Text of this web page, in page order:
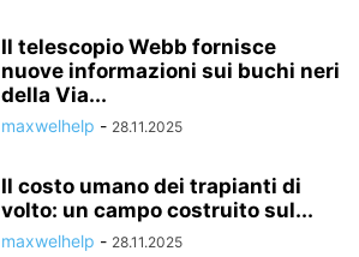
Il telescopio Webb fornisce
nuove informazioni sui buchi neri
della Via...
maxwelhelp - 28.11.2025
Il costo umano dei trapianti di
volto: un campo costruito sul...
maxwelhelp - 28.11.2025